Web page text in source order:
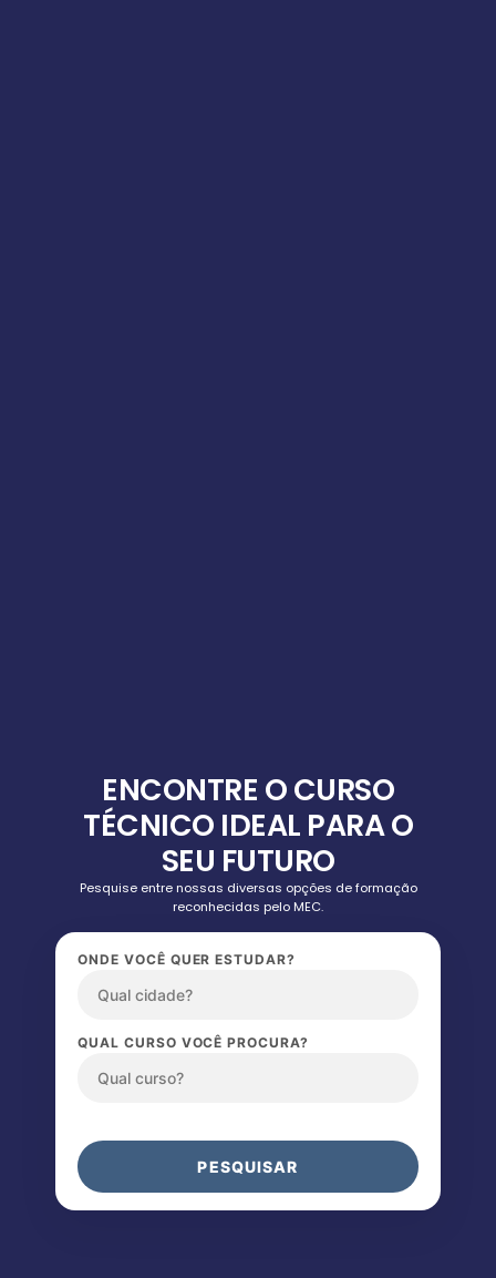
ENCONTRE O CURSO
TÉCNICO IDEAL PARA O
SEU FUTURO
Pesquise entre nossas diversas opções de formação
reconhecidas pelo MEC.
ONDE VOCÊ QUER ESTUDAR?
QUAL CURSO VOCÊ PROCURA?
PESQUISAR